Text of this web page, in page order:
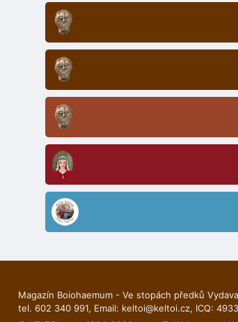
Magazín Boiohaemum - Ve stopách předků
tel. 602 340 991, Email: keltoi@keltoi.cz, ICQ: